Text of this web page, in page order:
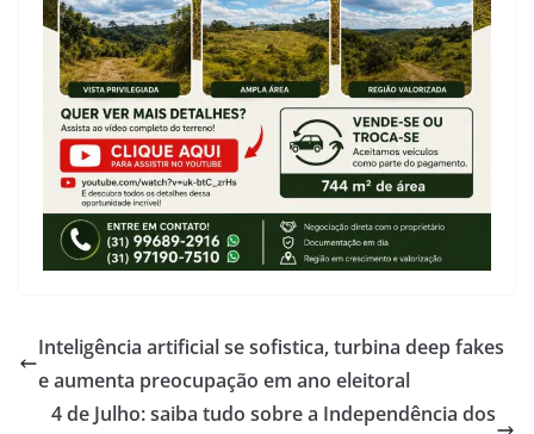
Inteligência artificial se sofistica, turbina deep fakes
e aumenta preocupação em ano eleitoral
4 de Julho: saiba tudo sobre a Independência dos